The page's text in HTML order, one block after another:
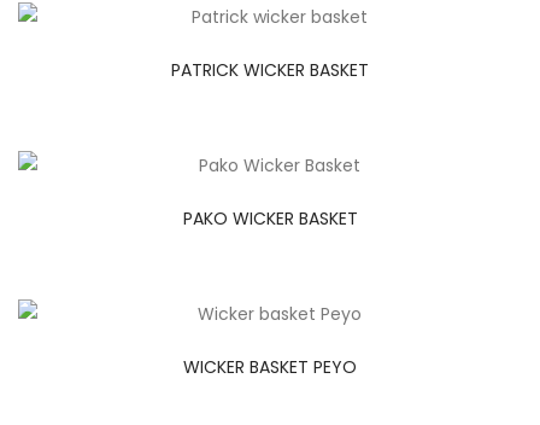
PATRICK WICKER BASKET
PAKO WICKER BASKET
WICKER BASKET PEYO